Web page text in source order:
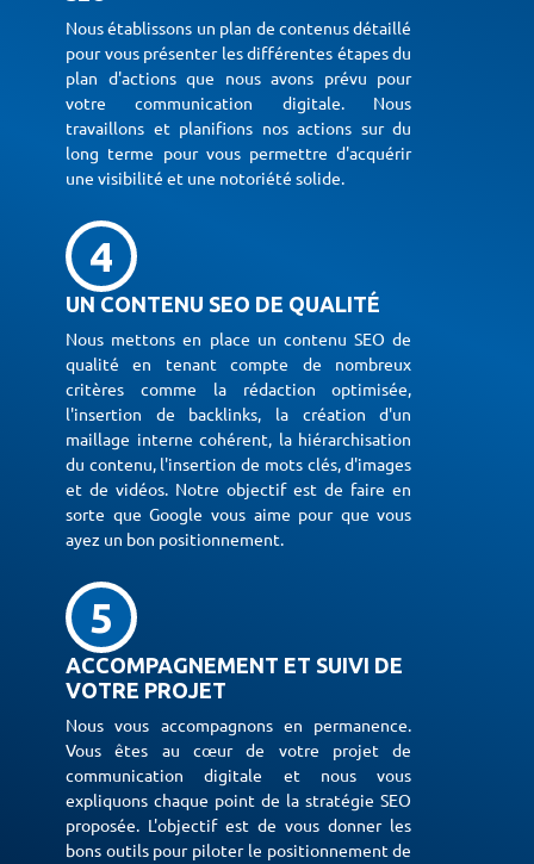
Nous établissons un plan de contenus détaillé
pour vous présenter les différentes étapes du
plan d'actions que nous avons prévu pour
votre communication digitale. Nous
travaillons et planifions nos actions sur du
long terme pour vous permettre d'acquérir
une visibilité et une notoriété solide.
4
UN CONTENU SEO DE QUALITÉ
Nous mettons en place un contenu SEO de
qualité en tenant compte de nombreux
critères comme la rédaction optimisée,
l'insertion de backlinks, la création d'un
maillage interne cohérent, la hiérarchisation
du contenu, l'insertion de mots clés, d'images
et de vidéos. Notre objectif est de faire en
sorte que Google vous aime pour que vous
ayez un bon positionnement.
5
ACCOMPAGNEMENT ET SUIVI DE
VOTRE PROJET
Nous vous accompagnons en permanence.
Vous êtes au cœur de votre projet de
communication digitale et nous vous
expliquons chaque point de la stratégie SEO
proposée. L'objectif est de vous donner les
bons outils pour piloter le positionnement de